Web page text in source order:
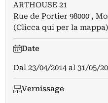
ARTHOUSE 21
Rue de Portier 98000 ,
(Clicca qui per la mappa)
Date
Dal 23/04/2014al 31/05/
Vernissage